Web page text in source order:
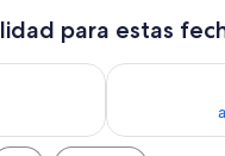
para estas
esta noche, ago 8 -
Consulta la